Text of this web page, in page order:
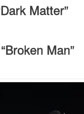
Matter”
Man”